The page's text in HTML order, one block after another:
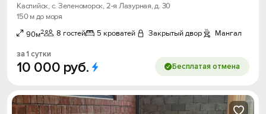
Каспийск, с. Зеленоморск, 2-я Лазурная, д. 30
150 м до моря
90м2 8 гостей 5 кроватей Закрытый двор Мангал
за 1 сутки
10 000 руб. Бесплатая отмена